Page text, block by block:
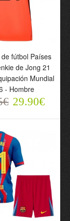
fútbol Países
de Jong 21
Mundial
- Hombre
29.90€